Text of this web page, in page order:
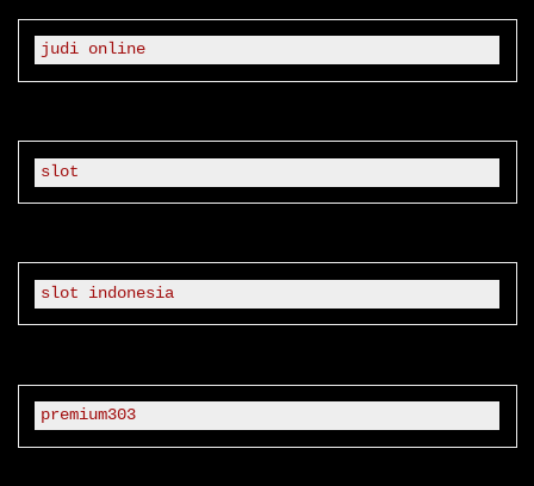
judi online
slot
slot indonesia
premium303